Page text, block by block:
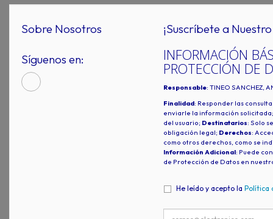
Sobre Nosotros
Síguenos en:
¡Suscríbete a
INFORMACIÓN
PROTECCIÓN DE
Responsable: TINEO SANCHEZ,
Finalidad: Responder las
enviarle la información
del usuario; Destinatarios: Solo
obligación legal; Derechos:
como otros derechos, como se
Información Adicional: Puede
de Protección de Datos en
He leído y acepto la Política